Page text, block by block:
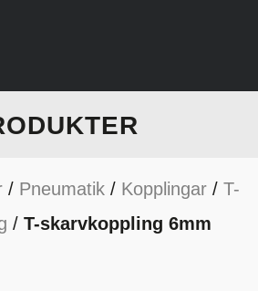
/ Pneumatik/ Kopplingar/ T-
/ T-skarvkoppling 6mm